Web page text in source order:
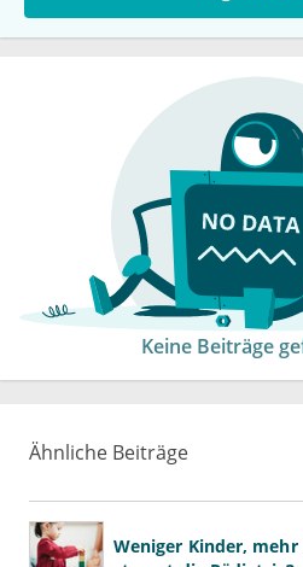
Keine Beiträge
Ähnliche Beiträge
Weniger Kinder,